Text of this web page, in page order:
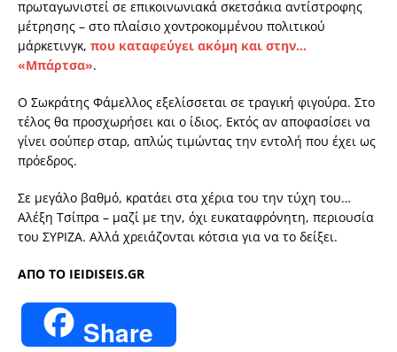
πρωταγωνιστεί σε επικοινωνιακά σκετσάκια αντίστροφης
μέτρησης – στο πλαίσιο χοντροκομμένου πολιτικού
μάρκετινγκ, που καταφεύγει ακόμη και στην…
«Μπάρτσα».
Ο Σωκράτης Φάμελλος εξελίσσεται σε τραγική φιγούρα. Στο
τέλος θα προσχωρήσει και ο ίδιος. Εκτός αν αποφασίσει να
γίνει σούπερ σταρ, απλώς τιμώντας την εντολή που έχει ως
πρόεδρος.
Σε μεγάλο βαθμό, κρατάει στα χέρια του την τύχη του…
Αλέξη Τσίπρα – μαζί με την, όχι ευκαταφρόνητη, περιουσία
του ΣΥΡΙΖΑ. Αλλά χρειάζονται κότσια για να το δείξει.
AΠΟ ΤΟ IEIDISEIS.GR
Share